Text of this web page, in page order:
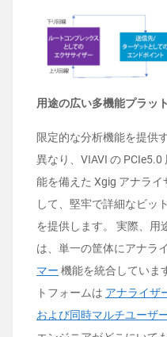
用途の広い多機能プラッ
限定的な分析機能を提供
異なり、VIAVI の
能を備えた Xgig アナラ
して、堅牢で詳細なビッ
を提供します。 実際、用
は、単一の筐体にアナラ
マー 機能を統合していま
トフォームは アナライザ
および同時マルチユーザ